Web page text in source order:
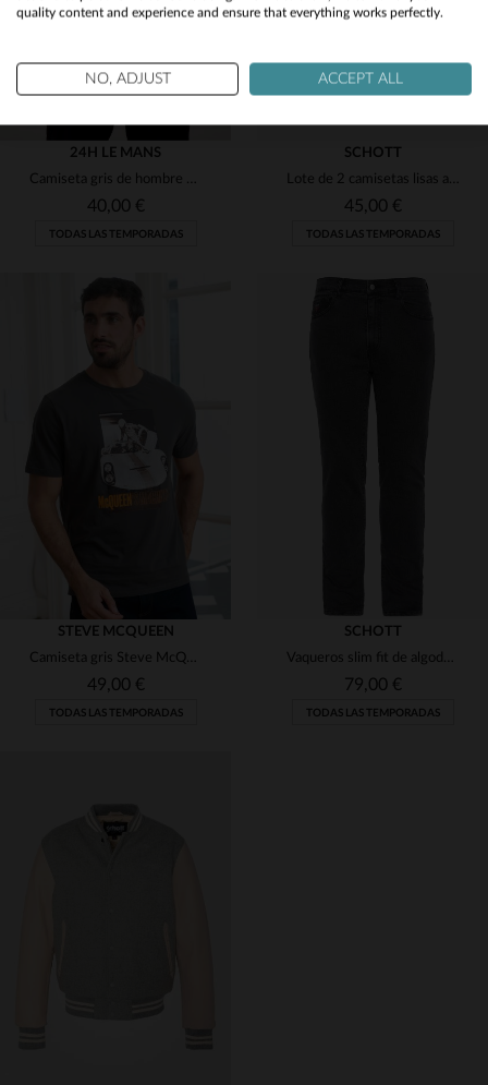
24H LE MANS
Camiseta gris de hombre 24 horas de Le Mans 1951
40,00 €
TODAS LAS TEMPORADAS
SCHOTT
Lote de 2 camisetas lisas azul marino y gris
45,00 €
TODAS LAS TEMPORADAS
STEVE MCQUEEN
Camiseta gris Steve McQueen
49,00 €
TODAS LAS TEMPORADAS
SCHOTT
Vaqueros slim fit de algodón de hombre de color gris
79,00 €
TODAS LAS TEMPORADAS
No
Yes
quality content and experience and ensure that everything works perfectly.
NO, ADJUST ACCEPT ALL